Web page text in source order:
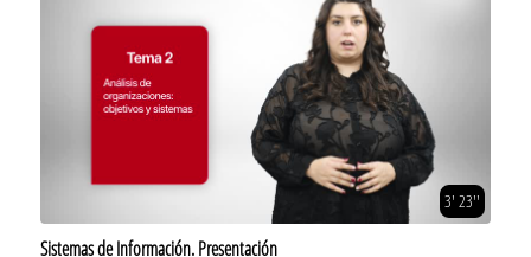
3' 23''
Sistemas de Información. Presentación